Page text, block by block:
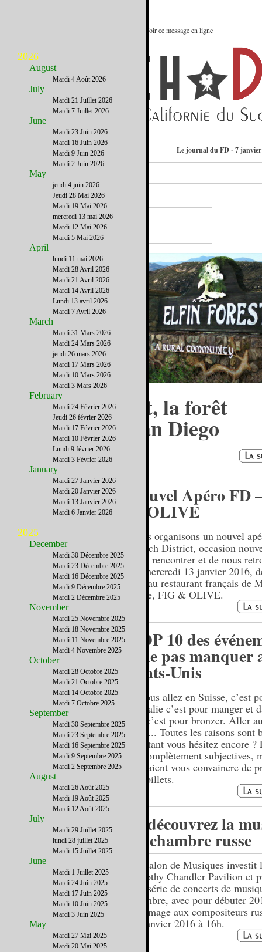
La forêt enchantée de San Diego : Voir ce message en ligne
Le journal du FD - 7 janvier
A la Une
The Elfin Forest, la forêt
enchantée de San Diego
Nouvel Apéro FD
& OLIVE
Nous organisons un nouvel
French District, occasion
nous rencontrer et de nous
Le mercredi 13 janvier 2016,
20h au restaurant français de
Place, FIG & OLIVE.
TOP 10 des
à ne pas manquer
Etats-Unis
Si vous allez en Suisse, c’est
en Italie c’est pour manger et
îles c’est pour bronzer. Aller
Unis... Toutes les raisons sont
pourtant vous hésitez encore
10 complètement subjectives,
devraient vous convaincre de
vos billets.
Redécouvrez la
de chambre russe
Le Salon de Musiques investit
Dorothy Chandler Pavilion et
une série de concerts de
chambre, avec pour débuter
hommage aux compositeurs
10 janvier 2016 à 16h.
2026
August
Mardi 4 Août 2026
July
Mardi 21 Juillet 2026
Mardi 7 Juillet 2026
June
Mardi 23 Juin 2026
Mardi 16 Juin 2026
Mardi 9 Juin 2026
Mardi 2 Juin 2026
May
jeudi 4 juin 2026
Jeudi 28 Mai 2026
Mardi 19 Mai 2026
mercredi 13 mai 2026
Mardi 12 Mai 2026
Mardi 5 Mai 2026
April
lundi 11 mai 2026
Mardi 28 Avril 2026
Mardi 21 Avril 2026
Mardi 14 Avril 2026
Lundi 13 avril 2026
Mardi 7 Avril 2026
March
Mardi 31 Mars 2026
Mardi 24 Mars 2026
jeudi 26 mars 2026
Mardi 17 Mars 2026
Mardi 10 Mars 2026
Mardi 3 Mars 2026
February
Mardi 24 Février 2026
Jeudi 26 février 2026
Mardi 17 Février 2026
Mardi 10 Février 2026
Lundi 9 février 2026
Mardi 3 Février 2026
January
Mardi 27 Janvier 2026
Mardi 20 Janvier 2026
Mardi 13 Janvier 2026
Mardi 6 Janvier 2026
2025
December
Mardi 30 Décembre 2025
Mardi 23 Décembre 2025
Mardi 16 Décembre 2025
Mardi 9 Décembre 2025
Mardi 2 Décembre 2025
November
Mardi 25 Novembre 2025
Mardi 18 Novembre 2025
Mardi 11 Novembre 2025
Mardi 4 Novembre 2025
October
Mardi 28 Octobre 2025
Mardi 21 Octobre 2025
Mardi 14 Octobre 2025
Mardi 7 Octobre 2025
September
Mardi 30 Septembre 2025
Mardi 23 Septembre 2025
Mardi 16 Septembre 2025
Mardi 9 Septembre 2025
Mardi 2 Septembre 2025
August
Mardi 26 Août 2025
Mardi 19 Août 2025
Mardi 12 Août 2025
July
Mardi 29 Juillet 2025
lundi 28 juillet 2025
Mardi 15 Juillet 2025
June
Mardi 1 Juillet 2025
Mardi 24 Juin 2025
Mardi 17 Juin 2025
Mardi 10 Juin 2025
Mardi 3 Juin 2025
May
Mardi 27 Mai 2025
Mardi 20 Mai 2025